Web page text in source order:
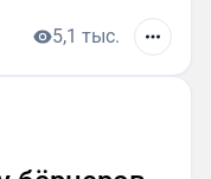
5,1 тыс.